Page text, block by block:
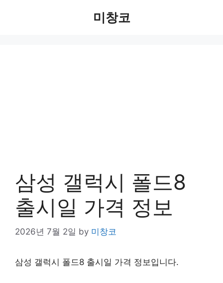
미창코
삼성 갤럭시 폴드8
출시일 가격 정보
2026년 7월 2일 by 미창코
삼성 갤럭시 폴드8 출시일 가격 정보입니다.